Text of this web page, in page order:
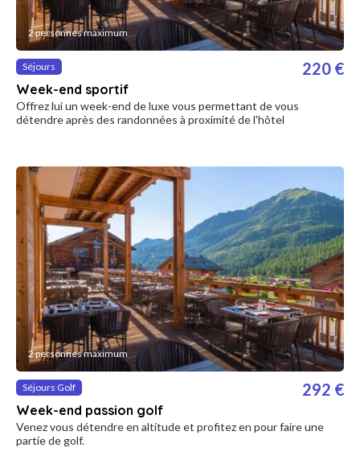
2 personnes maximum
Séjours
Week-end sportif
220 €
Offrez lui un week-end de luxe vous permettant de vous
détendre après des randonnées à proximité de l'hôtel
2 personnes maximum
Séjours Golf
Week-end passion golf
292 €
Venez vous détendre en altitude et profitez en pour faire une
partie de golf.